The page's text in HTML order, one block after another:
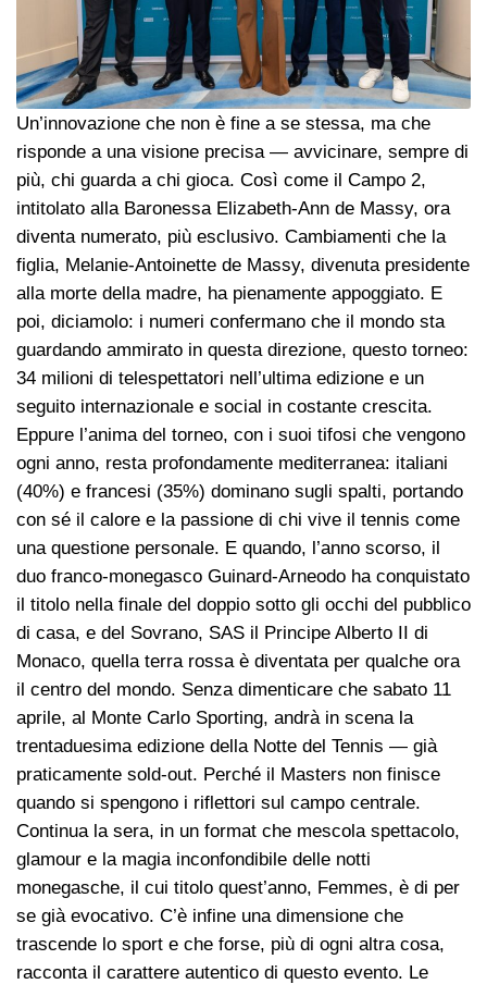
Un’innovazione che non è fine a se stessa, ma che
risponde a una visione precisa — avvicinare, sempre di
più, chi guarda a chi gioca. Così come il Campo 2,
intitolato alla Baronessa Elizabeth-Ann de Massy, ora
diventa numerato, più esclusivo. Cambiamenti che la
figlia, Melanie-Antoinette de Massy, divenuta presidente
alla morte della madre, ha pienamente appoggiato. E
poi, diciamolo: i numeri confermano che il mondo sta
guardando ammirato in questa direzione, questo torneo:
34 milioni di telespettatori nell’ultima edizione e un
seguito internazionale e social in costante crescita.
Eppure l’anima del torneo, con i suoi tifosi che vengono
ogni anno, resta profondamente mediterranea: italiani
(40%) e francesi (35%) dominano sugli spalti, portando
con sé il calore e la passione di chi vive il tennis come
una questione personale. E quando, l’anno scorso, il
duo franco-monegasco Guinard-Arneodo ha conquistato
il titolo nella finale del doppio sotto gli occhi del pubblico
di casa, e del Sovrano, SAS il Principe Alberto II di
Monaco, quella terra rossa è diventata per qualche ora
il centro del mondo. Senza dimenticare che sabato 11
aprile, al Monte Carlo Sporting, andrà in scena la
trentaduesima edizione della Notte del Tennis — già
praticamente sold-out. Perché il Masters non finisce
quando si spengono i riflettori sul campo centrale.
Continua la sera, in un format che mescola spettacolo,
glamour e la magia inconfondibile delle notti
monegasche, il cui titolo quest’anno, Femmes, è di per
se già evocativo. C’è infine una dimensione che
trascende lo sport e che forse, più di ogni altra cosa,
racconta il carattere autentico di questo evento. Le